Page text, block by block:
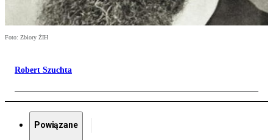
Foto: Zbiory ŻIH
Robert Szuchta
Powiązane